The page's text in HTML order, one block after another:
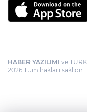
HABER YAZILIMI ve
2026 Tüm hakları saklıdır.